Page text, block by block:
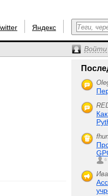
Яндекс
Войти
6